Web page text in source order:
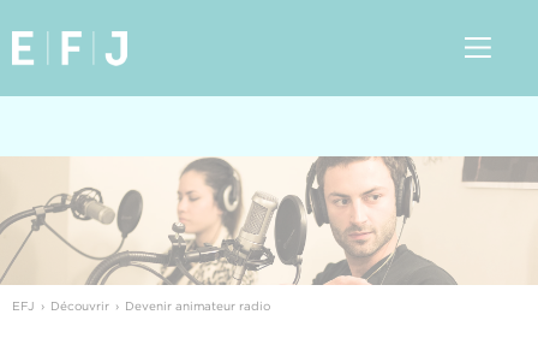
EFJ Découvrir Devenir animateur radio